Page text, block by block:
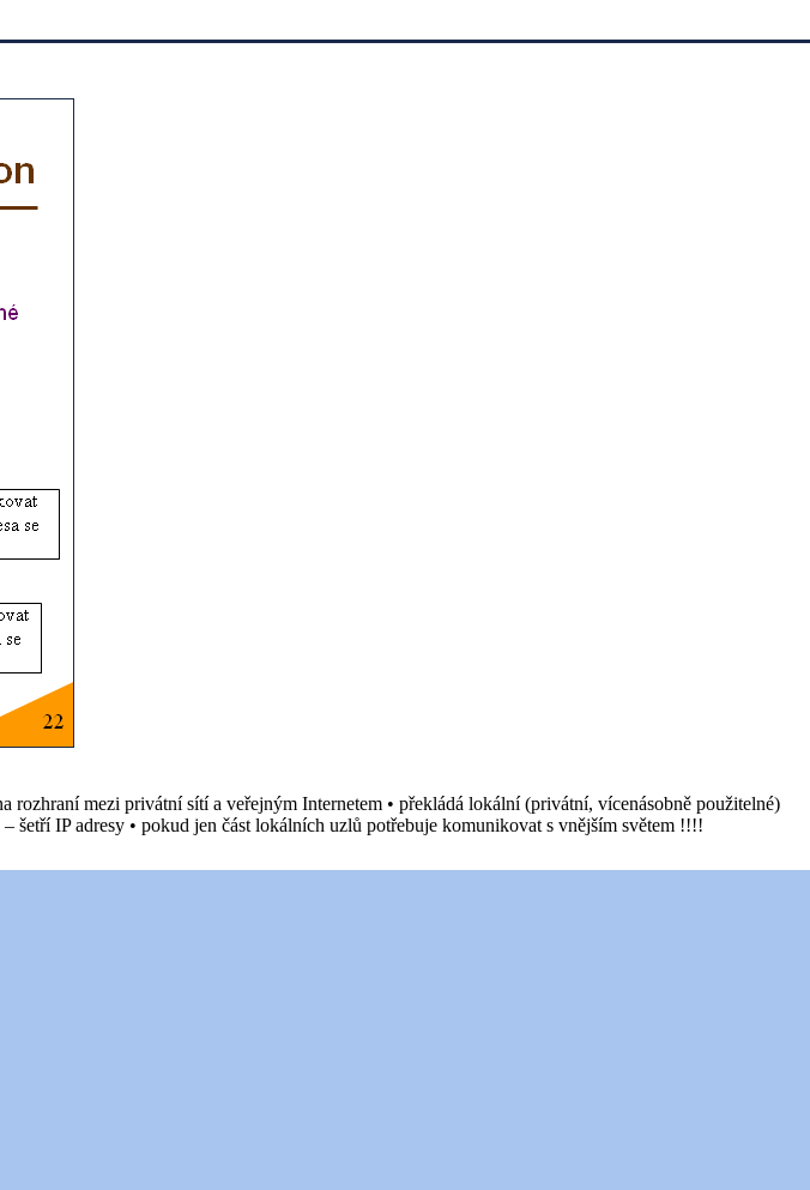
mezi privátní sítí a veřejným Internetem • překládá lokální (privátní, vícenásobně použitelné)
šetří IP adresy • pokud jen část lokálních uzlů potřebuje komunikovat s vnějším světem !!!!